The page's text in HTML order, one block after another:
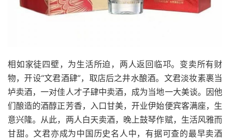
相如家徒四壁，为生活所迫，两人返回临邛。变卖所有财
物，开设“文君酒肆”，取店后之井水酿酒。文君淡妆素裹当
垆卖酒，一对佳人才子肆中卖酒，成为当地一大美谈。因他
们酿造的酒醇正芳香，入口甘美，开业伊始便宾客满座，生
意兴隆。从此，两人白天卖酒，晚上鼓琴作赋，生活风雅而
甘甜。文君亦成为中国历史名人中，有据可查的最早卖酒